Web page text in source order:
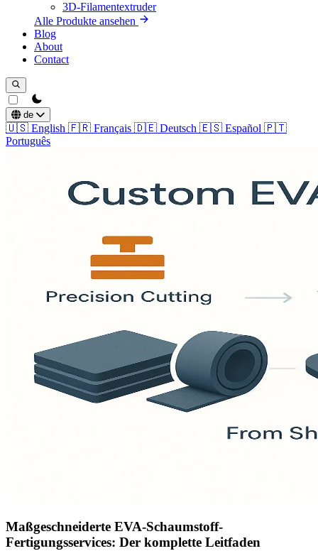
3D-Filamentextruder
Alle Produkte ansehen
Blog
About
Contact
theme switcher
de
🇺🇸 English 🇫🇷 Français 🇩🇪 Deutsch 🇪🇸 Español 🇵🇹
Português
Maßgeschneiderte EVA-Schaumstoff-
Fertigungsservices: Der komplette Leitfaden